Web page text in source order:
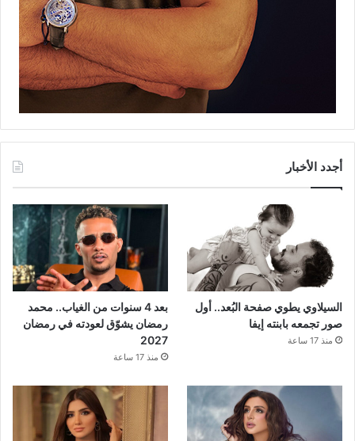
أجدد الأخبار
السيلاوي يطوي صفحة البُعد.. أول
صور تجمعه بابنته إيفا
منذ 17 ساعة
بعد 4 سنوات من الغياب.. محمد
رمضان يشوّق لعودته في رمضان
2027
منذ 17 ساعة